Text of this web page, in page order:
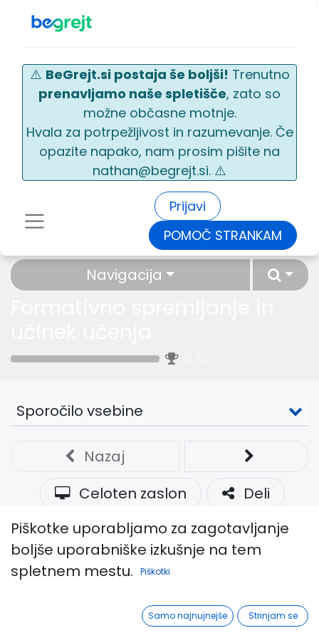
Prijavi
POMOČ STRANKAM
⚠️ BeGrejt.si postaja še boljši! Trenutno
prenavljamo naše spletišče, zato so
možne občasne motnje.
Hvala za potrpežljivost in razumevanje. Če
opazite napako, nam prosim pišite na
nathan@begrejt.si. ⚠️
Navigacija
Sporočilo vsebine
FS in učinek učenja
Nazaj
Celoten zaslon
Deli
Dobrodošli na webinarju!
Primeri, ki jih predstavljajo naši kolegi so lahko
odlična iztočnica ali navdih za tiste, ki bi si želeli
Piškotke uporabljamo za zagotavljanje
boljše uporabniške izkušnje na tem
spletnem mestu.
Piškotki
Samo najnujnejše Strinjam se